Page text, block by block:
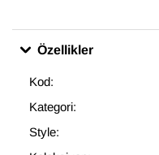
Özellikler
Kod:
Kategori:
Style: